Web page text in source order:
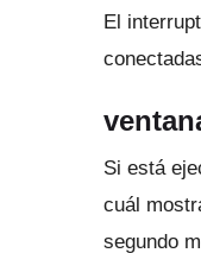
El
Si está
cuál
segundo